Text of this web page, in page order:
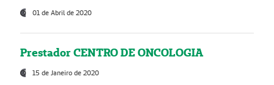
01 de Abril de 2020
Prestador CENTRO DE ONCOLOGIA
15 de Janeiro de 2020